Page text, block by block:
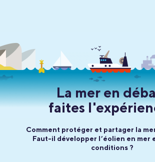
La mer en
faites
Comment protéger et partager la
Faut-il développer l’éolien en mer
conditions ?